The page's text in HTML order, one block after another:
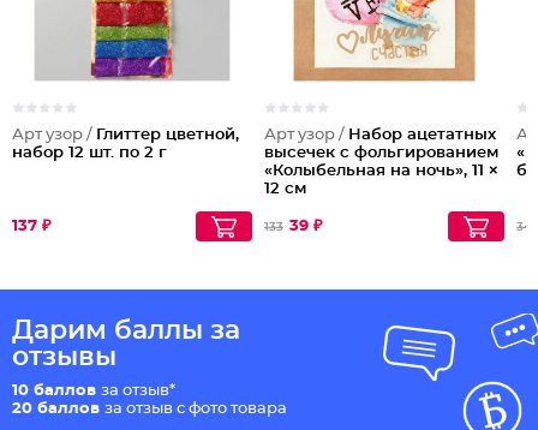
Арт узор / Глиттер цветной,
набор 12 шт. по 2 г
137 ₽
Арт узор / Набор ацетатных
высечек с фольгированием
«Колыбельная на ночь», 11 ×
12 см
133 39 ₽ 345
Дарим баллы за
отзывы
10 баллов за отзыв*
20 баллов за отзыв с фото товара